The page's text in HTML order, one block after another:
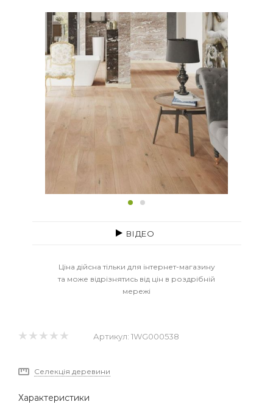
ВІДЕО
Ціна дійсна тільки для інтернет-магазину
та може відрізнятись від цін в роздрібній
мережі
Артикул: 1WG000538
Селекція деревини
Характеристики